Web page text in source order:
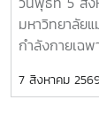
Prize: Miss
มหาวิทยาลัย
กำลังกายเฉ
โดยทีมอาจา
7 สิงหาคม